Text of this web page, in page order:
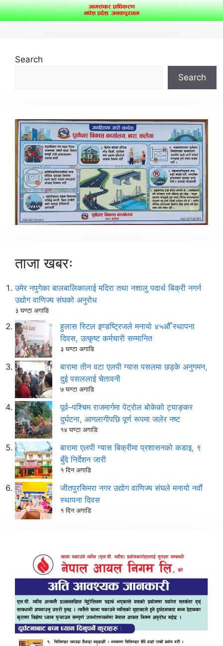
Search
Search
ताजा खबरः
उमेर नपुगेका बालबालिकालाई मदिरा तथा नशालु पदार्थ बिक्री नगर्न
उद्योग वाणिज्य संघको अनुरोध
३ घण्टा अगाडि
हुलास स्टिल इण्डष्ट्रिजले मनायो ४५औँ स्थापना
दिवस, उत्कृष्ट कर्मचारी सम्मानित
३ घण्टा अगाडि
बारामा तीन वटा एलपी ग्यास पसलमा छड्के अनुगमन,
दुई पसललाई चेतावनी
७ घण्टा अगाडि
पूर्व–पश्चिम राजमार्गमा पेट्रोल बोकेको ट्याङ्कर
दुर्घटना, आगलागीपछि पूर्ण रूपमा जलेर नष्ट
१४ घण्टा अगाडि
बारामा एलपी ग्यास बिक्रीमा प्रशासनको कडाइ, ९
बुँदे निर्देशन जारी
१ दिन अगाडि
जीतपुरसिमरा नगर उद्योग वाणिज्य संघले मनायो नवौं
स्थापना दिवस
१ दिन अगाडि